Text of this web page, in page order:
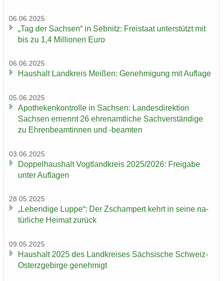
06.06.2025
„Tag der Sach­sen“ in Seb­nitz: Frei­staat un­ter­stützt mit
bis zu 1,4 Mil­lio­nen Euro
06.06.2025
Haus­halt Land­kreis Mei­ßen: Ge­neh­mi­gung mit Auf­la­ge
05.06.2025
Apo­the­ken­kon­trol­le in Sach­sen: Lan­des­di­rek­ti­on
Sach­sen er­nennt 26 eh­ren­amt­li­che Sach­ver­stän­di­ge
zu Eh­ren­be­am­tin­nen und -​beamten
03.06.2025
Dop­pel­haus­halt Vogt­land­kreis 2025/2026: Frei­ga­be
unter Auf­la­gen
28.05.2025
„Le­ben­di­ge Luppe“: Der Zscham­pert kehrt in seine na­
tür­li­che Hei­mat zu­rück
09.05.2025
Haus­halt 2025 des Land­krei­ses Säch­si­sche Schweiz-​
Osterzgebirge ge­neh­migt